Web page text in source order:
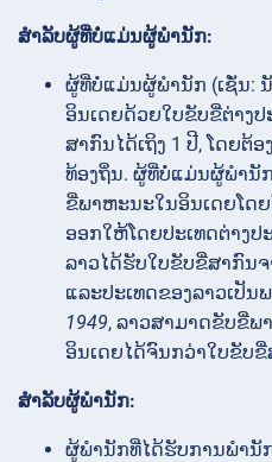
ສຳລັບຜູ້ທີ່ບໍ່ແມ່ນຜູ້ພຳນັກ:
ຜູ້ທີ່ບໍ່ແມ່ນຜູ້ພຳນັກ (ເຊັ່ນ:
ອິນເດຍດ້ວຍໃບຂັບຂີ່ຕ່າງ
ສາກົນໄດ້ເຖິງ 1 ປີ, ໂດຍຕ້
ທ້ອງຖິ່ນ. ຜູ້ທີ່ບໍ່ແມ່ນຜູ້ພຳນັ
ຂີ່ພາຫະນະໃນອິນເດຍໂດ
ອອກໃຫ້ໂດຍປະເທດຕ່າງປ
ລາວໄດ້ຮັບໃບຂັບຂີ່ສາກົນ
ແລະປະເທດຂອງລາວເປັນ
1949, ລາວສາມາດຂັບຂີ່ພ
ອິນເດຍໄດ້ຈົນກວ່າໃບຂັບຂີ່
ສຳລັບຜູ້ພຳນັກ:
ຜູ້ພຳນັກທີ່ໄດ້ຮັບການພຳນັ